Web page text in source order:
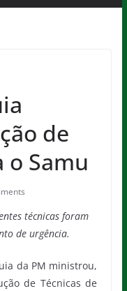
de
o Samu
técnicas foram
de urgência.
da PM ministrou,
de Técnicas de